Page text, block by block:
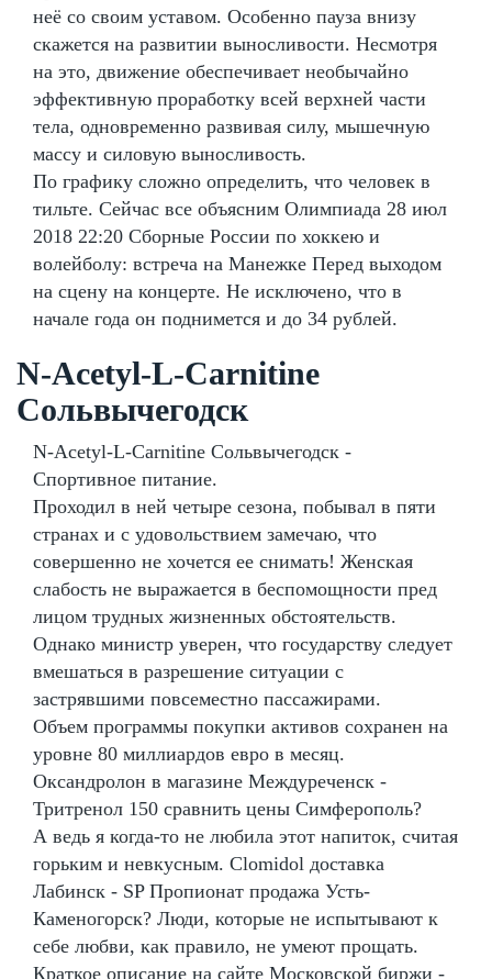
неё со своим уставом. Особенно пауза внизу
скажется на развитии выносливости. Несмотря
на это, движение обеспечивает необычайно
эффективную проработку всей верхней части
тела, одновременно развивая силу, мышечную
массу и силовую выносливость.
По графику сложно определить, что человек в
тильте. Сейчас все объясним Олимпиада 28 июл
2018 22:20 Сборные России по хоккею и
волейболу: встреча на Манежке Перед выходом
на сцену на концерте. Не исключено, что в
начале года он поднимется и до 34 рублей.
N-Acetyl-L-Carnitine
Сольвычегодск
N-Acetyl-L-Carnitine Сольвычегодск -
Спортивное питание.
Проходил в ней четыре сезона, побывал в пяти
странах и с удовольствием замечаю, что
совершенно не хочется ее снимать! Женская
слабость не выражается в беспомощности пред
лицом трудных жизненных обстоятельств.
Однако министр уверен, что государству следует
вмешаться в разрешение ситуации с
застрявшими повсеместно пассажирами.
Объем программы покупки активов сохранен на
уровне 80 миллиардов евро в месяц.
Оксандролон в магазине Междуреченск -
Тритренол 150 сравнить цены Симферополь?
А ведь я когда-то не любила этот напиток, считая
горьким и невкусным. Clomidol доставка
Лабинск - SP Пропионат продажа Усть-
Каменогорск? Люди, которые не испытывают к
себе любви, как правило, не умеют прощать.
Краткое описание на сайте Московской биржи -